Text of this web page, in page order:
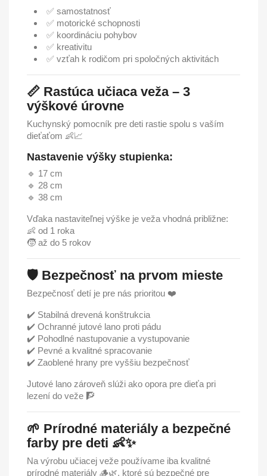
✅ samostatnosť
✅ motorické schopnosti
✅ koordináciu pohybov
✅ kreativitu
✅ vzťah k rodičom pri spoločných aktivitách
📏 Rastúca učiaca veža – 3
výškové úrovne
Kuchynský pomocník pre deti rastie spolu s vaším
dieťaťom 👶📈
Nastavenie výšky stupienka:
🔹 17 cm
🔹 28 cm
🔹 38 cm
Vďaka nastaviteľnej výške je veža vhodná približne:
👶 od 1 roka
🧒 až do 5 rokov
🛡️ Bezpečnosť na prvom mieste
Bezpečnosť detí je pre nás prioritou ❤️
✔️ Stabilná drevená konštrukcia
✔️ Ochranné jutové lano proti pádu
✔️ Pohodlné nastupovanie a vystupovanie
✔️ Pevné a kvalitné spracovanie
✔️ Zaoblené hrany pre vyššiu bezpečnosť
Jutové lano zároveň slúži ako opora pre dieťa pri
lezení do veže 🧗
🌱 Prírodné materiály a bezpečné
farby pre deti 👶✨
Na výrobu učiacej veže používame iba kvalitné
prírodné materiály 🪵🌿, ktoré sú bezpečné pre